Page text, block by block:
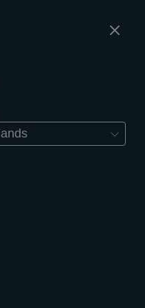
Revue
et des
11-13,